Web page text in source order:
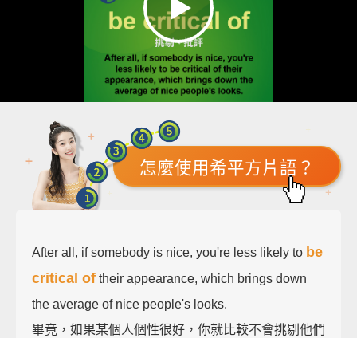
怎麼使用希平方片語？
After all, if somebody is nice, you're less likely to be
critical of their appearance, which brings down
the average of nice people's looks.
畢竟，如果某個人個性很好，你就比較不會挑剔他們